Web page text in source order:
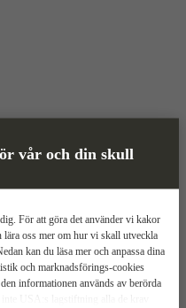
vår och din skull
För att göra det använder vi kakor
oss mer om hur vi skall utveckla
kan du läsa mer och anpassa dina
och marknadsförings-cookies
informationen används av berörda
USA:s lagstiftning alla de krav